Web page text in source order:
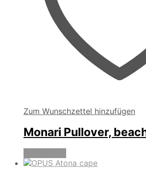
Zum Wunschzettel hinzufügen
Monari Pullover,